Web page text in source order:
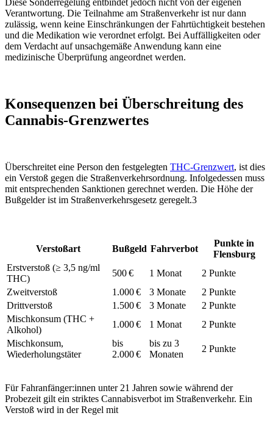
Diese Sonderregelung entbindet jedoch nicht von der eigenen
Verantwortung. Die Teilnahme am Straßenverkehr ist nur dann
zulässig, wenn keine Einschränkungen der Fahrtüchtigkeit bestehen
und die Medikation wie verordnet erfolgt. Bei Auffälligkeiten oder
dem Verdacht auf unsachgemäße Anwendung kann eine
medizinische Überprüfung angeordnet werden.
Konsequenzen bei Überschreitung des
Cannabis-Grenzwertes
Überschreitet eine Person den festgelegten THC-Grenzwert, ist dies
ein Verstoß gegen die Straßenverkehrsordnung. Infolgedessen muss
mit entsprechenden Sanktionen gerechnet werden. Die Höhe der
Bußgelder ist im Straßenverkehrsgesetz geregelt.3
Verstoßart Bußgeld Fahrverbot
Punkte in
Flensburg
Erstverstoß (≥ 3,5 ng/ml
THC)
500 € 1 Monat
2 Punkte
Zweitverstoß
1.000 € 3 Monate
2 Punkte
Drittverstoß
1.500 € 3 Monate
2 Punkte
Mischkonsum (THC +
Alkohol)
1.000 € 1 Monat
2 Punkte
Mischkonsum,
Wiederholungstäter
bis
2.000 €
bis zu 3
Monaten
2 Punkte
Für Fahranfänger:innen unter 21 Jahren sowie während der
Probezeit gilt ein striktes Cannabisverbot im Straßenverkehr. Ein
Verstoß wird in der Regel mit